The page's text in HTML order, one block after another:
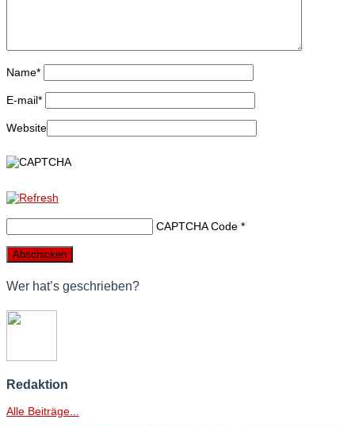
Name*
E-mail*
Website
CAPTCHA Code *
Wer hat’s geschrieben?
Redaktion
Alle Beiträge...